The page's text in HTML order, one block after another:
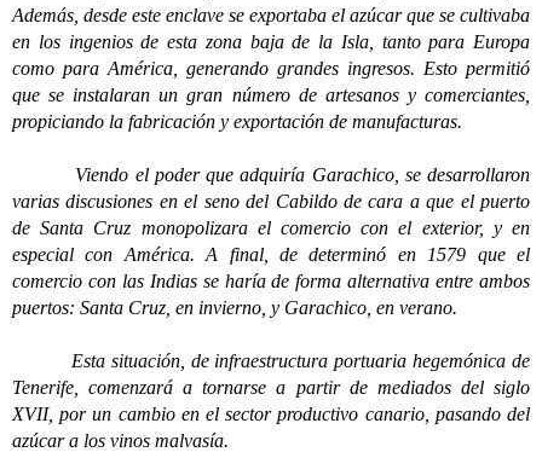
Además, desde este enclave se exportaba el azúcar que se cultivaba
en los ingenios de esta zona baja de la Isla, tanto para Europa
como para América, generando grandes ingresos. Esto permitió
que se instalaran un gran número de artesanos y comerciantes,
propiciando la fabricación y exportación de manufacturas.
Viendo el poder que adquiría Garachico, se desarrollaron
varias discusiones en el seno del Cabildo de cara a que el puerto
de Santa Cruz monopolizara el comercio con el exterior, y en
especial con América. A final, de determinó en 1579 que el
comercio con las Indias se haría de forma alternativa entre ambos
puertos: Santa Cruz, en invierno, y Garachico, en verano.
Esta situación, de infraestructura portuaria hegemónica de
Tenerife, comenzará a tornarse a partir de mediados del siglo
XVII, por un cambio en el sector productivo canario, pasando del
azúcar a los vinos malvasía.